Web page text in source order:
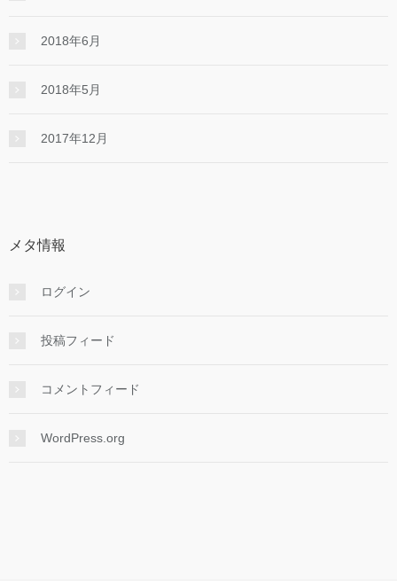
2018年6月
2018年5月
2017年12月
メタ情報
ログイン
投稿フィード
コメントフィード
WordPress.org